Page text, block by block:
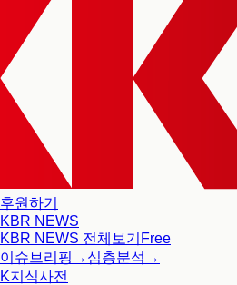
후원하기
KBR NEWS
KBR NEWS 전체보기 Free
이슈브리핑 → 심층분석 →
K지식사전